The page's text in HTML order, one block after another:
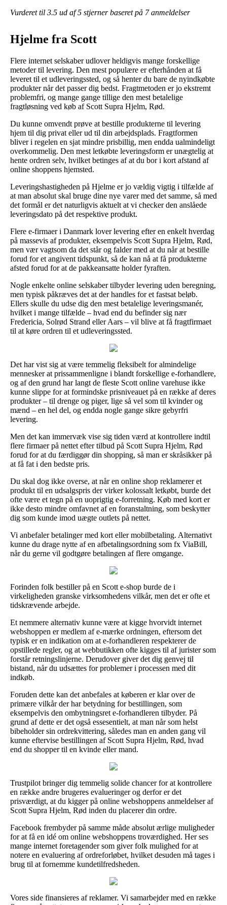
Vurderet til 3.5 ud af 5 stjerner baseret på 7anmeldelser
Hjelme fra Scott
Flere internet selskaber udlover heldigvis mange forskellige
metoder til levering. Den mest populære er efterhånden at få
leveret til et udleveringssted, og så henter du bare de nyindkøbte
produkter når det passer dig bedst. Fragtmetoden er jo ekstremt
problemfri, og mange gange tillige den mest betalelige
fragtløsning ved køb af Scott Supra Hjelm, Rød.
Du kunne omvendt prøve at bestille produkterne til levering
hjem til dig privat eller ud til din arbejdsplads. Fragtformen
bliver i regelen en sjat mindre prisbillig, men endda ualmindeligt
overkommelig. Den mest letkøbte leveringsform er unægtelig at
hente ordren selv, hvilket betinges af at du bor i kort afstand af
online shoppens hjemsted.
Leveringshastigheden på Hjelme er jo vældig vigtig i tilfælde af
at man absolut skal bruge dine nye varer med det samme, så med
det formål er det naturligvis aktuelt at vi checker den anslåede
leveringsdato på det respektive produkt.
Flere e-firmaer i Danmark lover levering efter en enkelt hverdag
på massevis af produkter, eksempelvis Scott Supra Hjelm, Rød,
men vær vagtsom da det står og falder med at du når at bestille
forud for et angivent tidspunkt, så de kan nå at få produkterne
afsted forud for at de pakkeansatte holder fyraften.
Nogle enkelte online selskaber tilbyder levering uden beregning,
men typisk påkræves det at der handles for et fastsat beløb.
Ellers skulle du udse dig den mest betalelige leveringsmanér,
hvilket i mange tilfælde – hvad end du befinder sig nær
Fredericia, Solrød Strand eller Aars – vil blive at få fragtfirmaet
til at køre ordren til et udleveringssted.
Det har vist sig at være temmelig fleksibelt for almindelige
mennesker at prissammenligne i blandt forskellige e-forhandlere,
og af den grund har langt de fleste Scott online varehuse ikke
kunne slippe for at formindske prisniveauet på en række af deres
produkter – til drenge og piger, lige så vel som til kvinder og
mænd – en hel del, og endda nogle gange sikre gebyrfri
levering.
Men det kan immervæk vise sig tiden værd at kontrollere indtil
flere firmaer på nettet efter tilbud på Scott Supra Hjelm, Rød
forud for at du færdiggør din shopping, så man er skråsikker på
at få fat i den bedste pris.
Du skal dog ikke overse, at når en online shop reklamerer et
produkt til en udsalgspris der virker kolossalt letkøbt, burde det
ofte være et tegn på en uoprigtig e-forretning. Køb med kort er
ikke desto mindre omfavnet af en foranstaltning, som beskytter
dig som kunde imod uægte outlets på nettet.
Vi anbefaler betalinger med kort eller mobilbetaling. Alternativt
kunne du drage nytte af en afbetalingsordning som fx ViaBill,
når du gerne vil godtgøre betalingen af flere omgange.
Forinden folk bestiller på en Scott e-shop burde de i
virkeligheden granske virksomhedens vilkår, men det er ofte et
tidskrævende arbejde.
Et nemmere alternativ kunne være at kigge hvorvidt internet
webshoppen er medlem af e-mærke ordningen, eftersom det
typisk er en indikation om at e-forhandleren respekterer de
opstillede regler, og at webbutikken ofte kigges til af jurister som
forstår retningslinjerne. Derudover giver det dig genvej til
bistand, når du udsættes for problemer i processen med dit
indkøb.
Foruden dette kan det anbefales at køberen er klar over de
primære vilkår der har betydning for bestillingen, som
eksempelvis den ombytningsret e-forhandleren tilbyder. På
grund af dette er det også essesentielt, at man når som helst
bibeholder sin ordrekvittering, således man en anden gang vil
kunne eftervise bestillingen af Scott Supra Hjelm, Rød, hvad
end du shopper til en kvinde eller mand.
Trustpilot bringer dig temmelig solide chancer for at kontrollere
en række andre brugeres evalueringer og derfor er det
prisværdigt, at du kigger på online webshoppens anmeldelser af
Scott Supra Hjelm, Rød inden du placerer din ordre.
Facebook frembyder på samme måde absolut ærlige muligheder
for at få en idé om online webshoppens troværdighed. Her ses
mange internet foretagender som giver folk mulighed for at
notere en evaluering af ordreforløbet, hvilket desuden må tages i
brug til at fornemme kundetilfredsheden.
Vores side finansieres af reklamer. Vi samarbejder med en række